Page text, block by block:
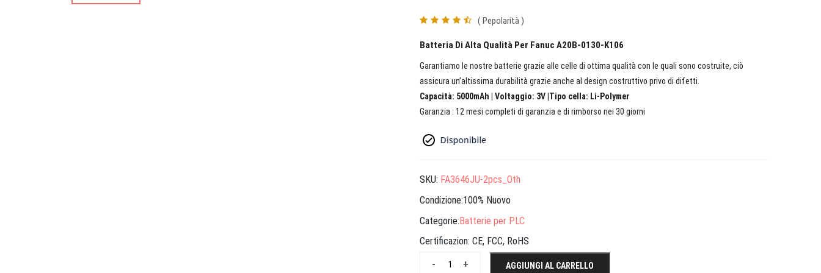
( Pepolarità )
Batteria Di Alta Qualità Per Fanuc A20B-0130-K106
Garantiamo le nostre batterie grazie alle celle di ottima qualità con le quali sono costruite, ciò
assicura un’altissima durabilità grazie anche al design costruttivo privo di difetti.
Capacità: 5000mAh | Voltaggio: 3V |Tipo cella: Li-Polymer
Garanzia : 12 mesi completi di garanzia e di rimborso nei 30 giorni
SKU: FA3646JU-2pcs_Oth
Condizione:100% Nuovo
Categorie:Batterie per PLC
Certificazion: CE, FCC, RoHS
+
- AGGIUNGI AL CARRELLO